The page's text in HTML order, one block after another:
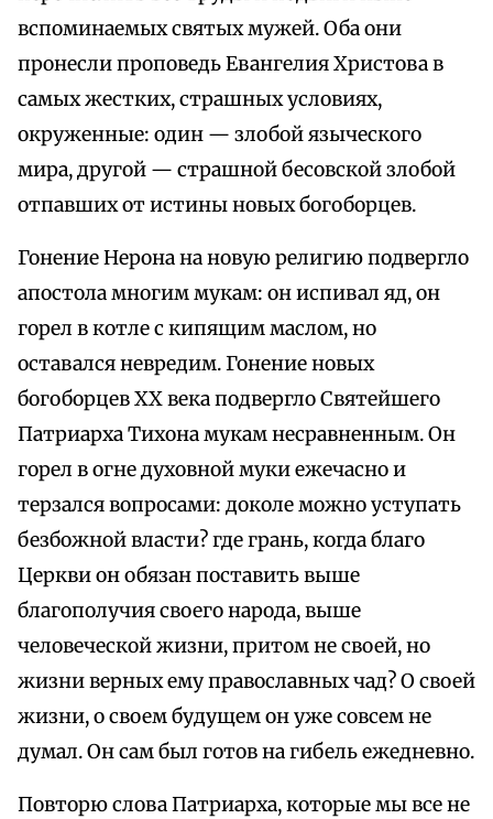
вспоминаемых святых мужей. Оба они
пронесли проповедь Евангелия Христова в
самых жестких, страшных условиях,
окруженные: один — злобой языческого
мира, другой — страшной бесовской злобой
отпавших от истины новых богоборцев.
Гонение Нерона на новую религию подвергло
апостола многим мукам: он испивал яд, он
горел в котле с кипящим маслом, но
оставался невредим. Гонение новых
богоборцев XX века подвергло Святейшего
Патриарха Тихона мукам несравненным. Он
горел в огне духовной муки ежечасно и
терзался вопросами: доколе можно уступать
безбожной власти? где грань, когда благо
Церкви он обязан поставить выше
благополучия своего народа, выше
человеческой жизни, притом не своей, но
жизни верных ему православных чад? О своей
жизни, о своем будущем он уже совсем не
думал. Он сам был готов на гибель ежедневно.
Повторю слова Патриарха, которые мы все не